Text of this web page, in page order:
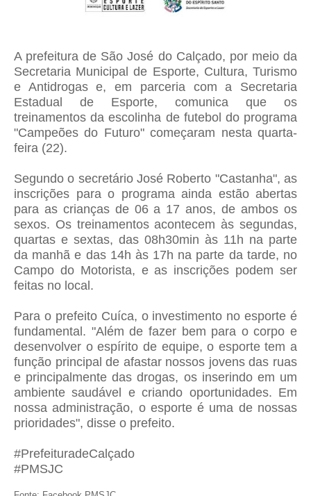
A prefeitura de São José do Calçado, por meio da
Secretaria Municipal de Esporte, Cultura, Turismo
e Antidrogas e, em parceria com a Secretaria
Estadual de Esporte, comunica que os
treinamentos da escolinha de futebol do programa
"Campeões do Futuro" começaram nesta quarta-
feira (22).
Segundo o secretário José Roberto "Castanha", as
inscrições para o programa ainda estão abertas
para as crianças de 06 a 17 anos, de ambos os
sexos. Os treinamentos acontecem às segundas,
quartas e sextas, das 08h30min às 11h na parte
da manhã e das 14h às 17h na parte da tarde, no
Campo do Motorista, e as inscrições podem ser
feitas no local.
Para o prefeito Cuíca, o investimento no esporte é
fundamental. "Além de fazer bem para o corpo e
desenvolver o espírito de equipe, o esporte tem a
função principal de afastar nossos jovens das ruas
e principalmente das drogas, os inserindo em um
ambiente saudável e criando oportunidades. Em
nossa administração, o esporte é uma de nossas
prioridades", disse o prefeito.
#PrefeituradeCalçado
#PMSJC